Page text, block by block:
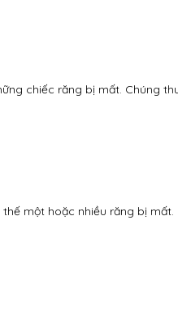
chiếc răng bị mất. Chúng
một hoặc nhiều răng bị mất.